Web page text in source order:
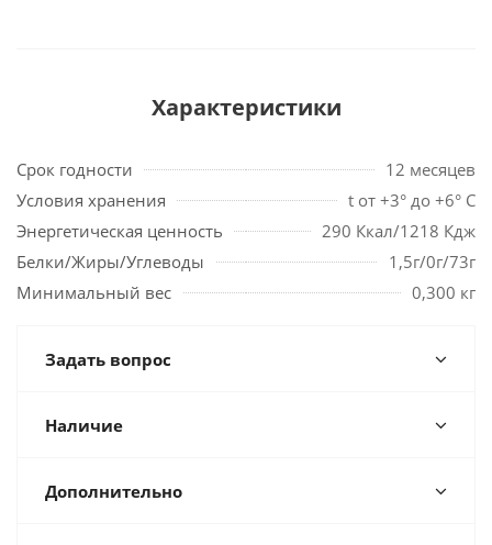
Характеристики
Срок годности
12 месяцев
Условия хранения
t от +3° до +6° С
Энергетическая ценность
290 Ккал/1218 Кдж
Белки/Жиры/Углеводы
1,5г/0г/73г
Минимальный вес
0,300 кг
Задать вопрос
Наличие
Дополнительно